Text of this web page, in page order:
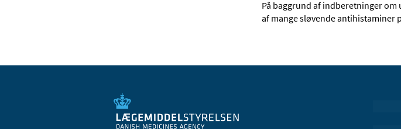
På baggrund af indberetninger
af mange sløvende antihistaminer